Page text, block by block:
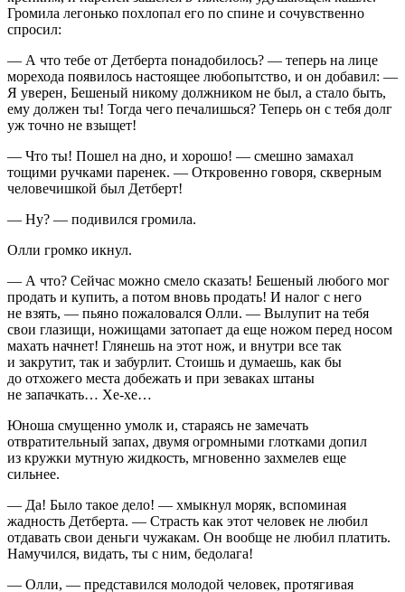
Громила легонько похлопал его по спине и сочувственно
спросил:
— А что тебе от Детберта понадобилось? — теперь на лице
морехода появилось настоящее любопытство, и он добавил: —
Я уверен, Бешеный никому должником не был, а стало быть,
ему должен ты! Тогда чего печалишься? Теперь он с тебя долг
уж точно не взыщет!
— Что ты! Пошел на дно, и хорошо! — смешно замахал
тощими ручками паренек. — Откровенно говоря, скверным
человечишкой был Детберт!
— Ну? — подивился громила.
Олли громко икнул.
— А что? Сейчас можно смело сказать! Бешеный любого мог
продать и купить, а потом вновь продать! И налог с него
не взять, — пьяно пожаловался Олли. — Вылупит на тебя
свои глазищи, ножищами затопает да еще ножом перед носом
махать начнет! Глянешь на этот нож, и внутри все так
и закрутит, так и забурлит. Стоишь и думаешь, как бы
до отхожего места добежать и при зеваках штаны
не запачкать… Хе-хе…
Юноша смущенно умолк и, стараясь не замечать
отвратительный запах, двумя огромными глотками допил
из кружки мутную жидкость, мгновенно захмелев еще
сильнее.
— Да! Было такое дело! — хмыкнул моряк, вспоминая
жадность Детберта. — Страсть как этот человек не любил
отдавать свои деньги чужакам. Он вообще не любил платить.
Намучился, видать, ты с ним, бедолага!
— Олли, — представился молодой человек, протягивая